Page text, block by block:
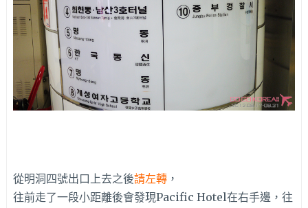
從明洞四號出口上去之後請左轉，
往前走了一段小距離後會發現Pacific Hotel在右手邊，往